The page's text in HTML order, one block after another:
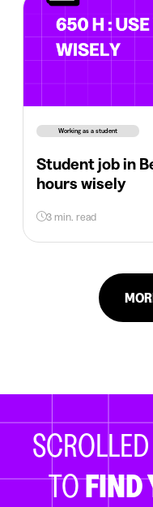
Working as a student
Student job in
hours wisely
3 min. read
TOFIND